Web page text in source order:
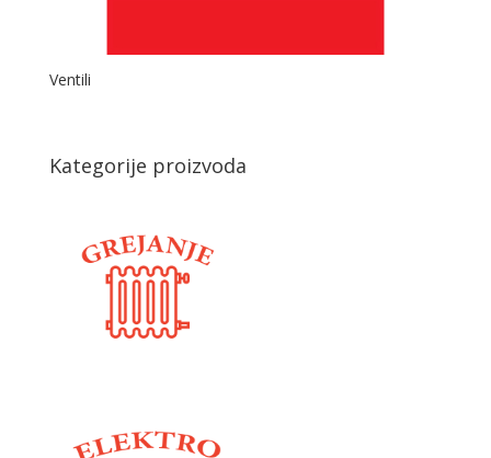
Ventili
Kategorije proizvoda